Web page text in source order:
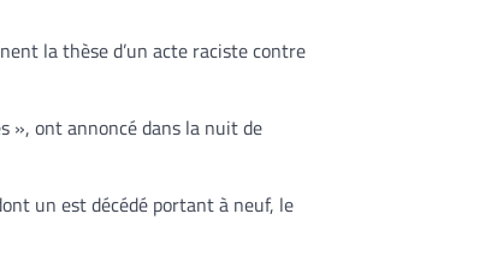
la thèse d’un acte raciste contre
», ont annoncé dans la nuit de
un est décédé portant à neuf, le